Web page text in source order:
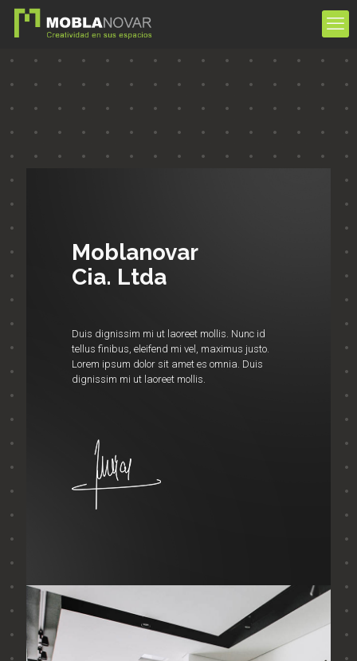
Moblanovar
Cia. Ltda
Duis dignissim mi ut laoreet mollis. Nunc id
tellus finibus, eleifend mi vel, maximus justo.
Lorem ipsum dolor sit amet es omnia. Duis
dignissim mi ut laoreet mollis.